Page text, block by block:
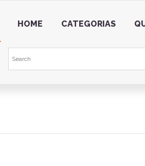
HOME CATEGORIAS